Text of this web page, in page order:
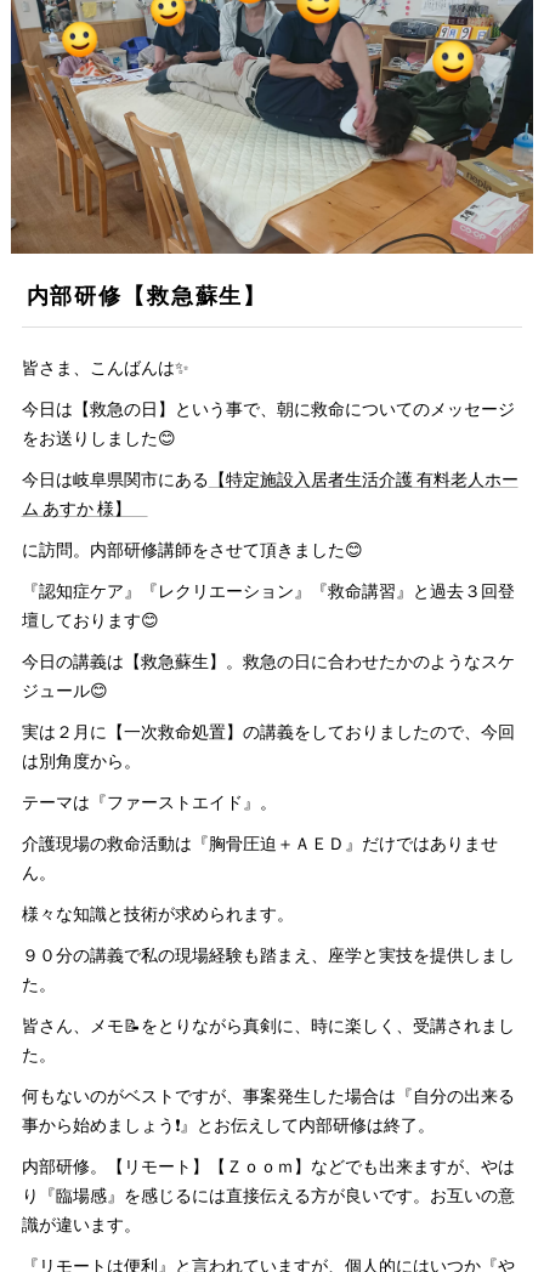
内部研修【救急蘇生】
皆さま、こんばんは✨
今日は【救急の日】という事で、朝に救命についてのメッセージ
をお送りしました😊
今日は岐阜県関市にある 【特定施設入居者生活介護 有料老人ホー
ム あすか 様】
に訪問。内部研修講師をさせて頂きました😊
『認知症ケア』『レクリエーション』『救命講習』と過去３回登
壇しております😊
今日の講義は【救急蘇生】。救急の日に合わせたかのようなスケ
ジュール😊
実は２月に【一次救命処置】の講義をしておりましたので、今回
は別角度から。
テーマは『ファーストエイド』。
介護現場の救命活動は『胸骨圧迫＋ＡＥＤ』だけではありませ
ん。
様々な知識と技術が求められます。
９０分の講義で私の現場経験も踏まえ、座学と実技を提供しまし
た。
皆さん、メモ📝をとりながら真剣に、時に楽しく、受講されまし
た。
何もないのがベストですが、事案発生した場合は『自分の出来る
事から始めましょう❗』とお伝えして内部研修は終了。
内部研修。【リモート】【Ｚｏｏｍ】などでも出来ますが、やは
り『臨場感』を感じるには直接伝える方が良いです。お互いの意
識が違います。
『リモートは便利』と言われていますが、個人的にはいつか『や